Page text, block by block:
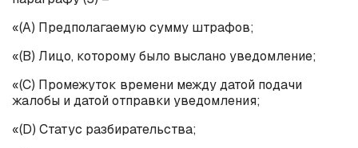
«(А) Предполагаемую сумму штрафов;
«(B) Лицо, которому было выслано уведомление;
«(C) Промежуток времени между датой подачи
жалобы и датой отправки уведомления;
«(D) Статус разбирательства;